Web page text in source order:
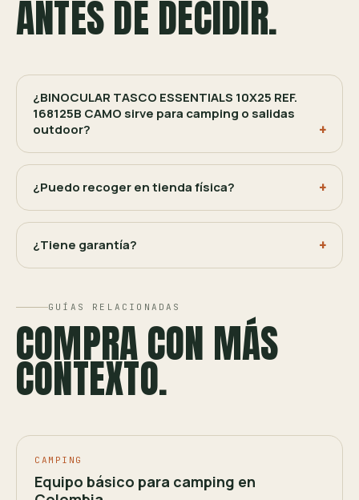
ANTES DE DECIDIR.
¿BINOCULAR TASCO ESSENTIALS 10X25 REF.
168125B CAMO sirve para camping o salidas
outdoor?
¿Puedo recoger en tienda física?
¿Tiene garantía?
GUÍAS RELACIONADAS
COMPRA CON MÁS
CONTEXTO.
CAMPING
Equipo básico para camping en